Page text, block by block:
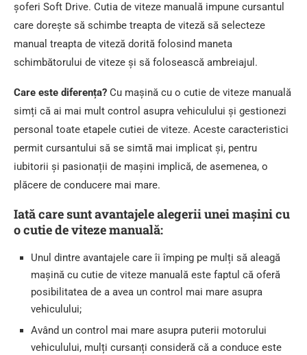
șoferi Soft Drive. Cutia de viteze manuală impune cursantul
care dorește să schimbe treapta de viteză să selecteze
manual treapta de viteză dorită folosind maneta
schimbătorului de viteze și să folosească ambreiajul.
Care este diferența? Cu mașină cu o cutie de viteze manuală
simți că ai mai mult control asupra vehiculului și gestionezi
personal toate etapele cutiei de viteze. Aceste caracteristici
permit cursantului să se simtă mai implicat și, pentru
iubitorii și pasionații de mașini implică, de asemenea, o
plăcere de conducere mai mare.
Iată care sunt avantajele alegerii unei mașini cu
o cutie de viteze manuală:
Unul dintre avantajele care îi împing pe mulți să aleagă
mașină cu cutie de viteze manuală este faptul că oferă
posibilitatea de a avea un control mai mare asupra
vehiculului;
Având un control mai mare asupra puterii motorului
vehiculului, mulți cursanți consideră că a conduce este